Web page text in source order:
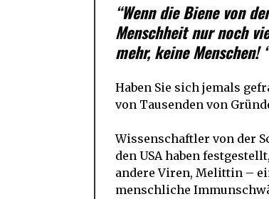
“Wenn die Biene von
Menschheit nur noch
mehr, keine Menschen! “
Haben Sie sich jemals
von Tausenden von
Wissenschaftler von der
den USA haben
andere Viren, Melittin –
menschliche